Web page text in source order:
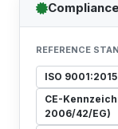
REFERENCE
ISO
CE-
2006/42/EG)